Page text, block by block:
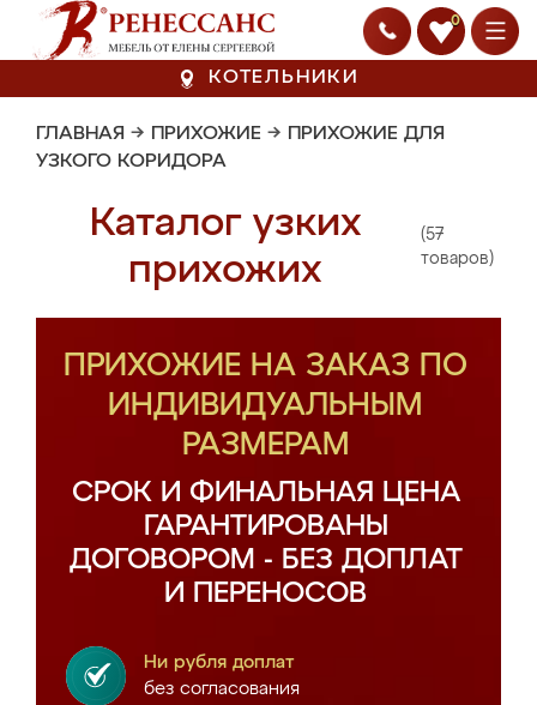
0
КОТЕЛЬНИКИ
ГЛАВНАЯ → ПРИХОЖИЕ → ПРИХОЖИЕ ДЛЯ
УЗКОГО КОРИДОРА
Каталог узких
прихожих
(57
товаров)
ПРИХОЖИЕ НА ЗАКАЗ ПО
ИНДИВИДУАЛЬНЫМ
РАЗМЕРАМ
СРОК И ФИНАЛЬНАЯ ЦЕНА
ГАРАНТИРОВАНЫ
ДОГОВОРОМ - БЕЗ ДОПЛАТ
И ПЕРЕНОСОВ
Ни рубля доплат
без согласования